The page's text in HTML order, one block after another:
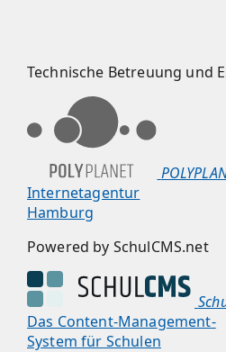
Technische Betreuung und
Internetagentur
Hamburg
Powered by SchulCMS.net
Das Content-Management-
System für Schulen